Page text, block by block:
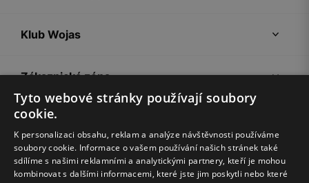
Klub Wojas
Zákaznická zóna
Společnost Wojas
Rady
Tyto webové stránky používají soubory
cookie.
K personalizaci obsahu, reklam a analýze návštěvnosti používáme
soubory cookie. Informace o vašem používání našich stránek také
sdílíme s našimi reklamními a analytickými partnery, kteří je mohou
kombinovat s dalšími informacemi, které jste jim poskytli nebo které